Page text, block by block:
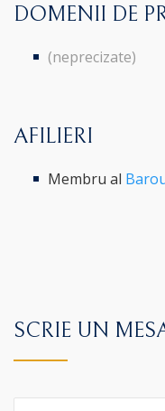
DOMENII DE
(neprecizate)
AFILIERI
Membru al
SCRIE UN